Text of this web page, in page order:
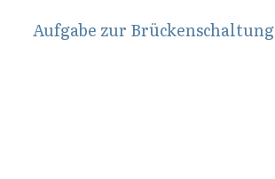
Aufgabe zur Brückenschaltung